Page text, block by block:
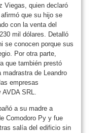
Viegas, quien declaró
que su hijo se
con la venta del
mil dólares. Detalló
se conocen porque sus
Por otra parte,
que también prestó
de Leandro
empresas
SRL.
a su madre a
Comodoro Py y fue
salía del edificio sin